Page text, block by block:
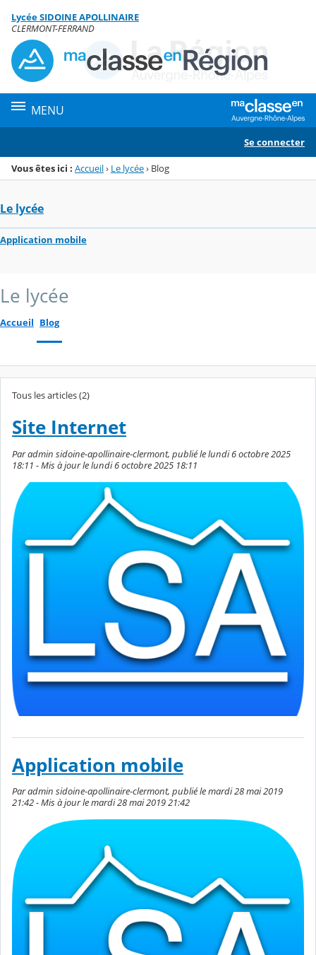
Menu de la rubrique
Contenu
Lycée SIDOINE APOLLINAIRE
CLERMONT-FERRAND
MENU
Se connecter
Vous êtes ici : Accueil› Le lycée› Blog
Le lycée
Application mobile
Le lycée
Accueil Blog
Tous les articles (2)
Site Internet
Par admin sidoine-apollinaire-clermont, publié le lundi 6 octobre 2025
18:11 - Mis à jour le lundi 6 octobre 2025 18:11
Application mobile
Par admin sidoine-apollinaire-clermont, publié le mardi 28 mai 2019
21:42 - Mis à jour le mardi 28 mai 2019 21:42